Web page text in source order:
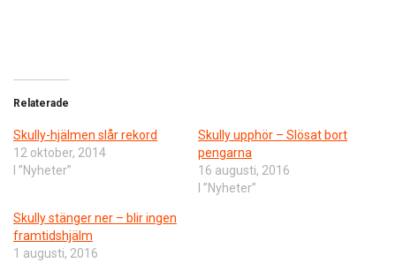
Relaterade
Skully-hjälmen slår rekord
12 oktober, 2014
I ”Nyheter”
​Skully upphör – Slösat bort
pengarna
16 augusti, 2016
I ”Nyheter”
Skully stänger ner – blir ingen
framtidshjälm
1 augusti, 2016